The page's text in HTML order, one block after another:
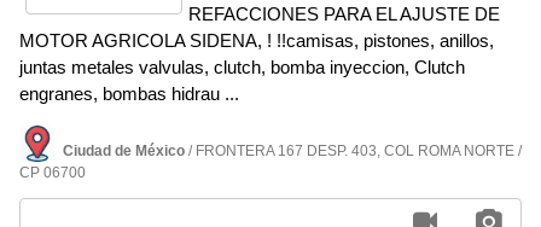
REFACCIONES PARA EL AJUSTE DE
MOTOR AGRICOLA SIDENA, ! !!camisas, pistones, anillos,
juntas metales valvulas, clutch, bomba inyeccion, Clutch
engranes, bombas hidrau ...
Ciudad de México / FRONTERA 167 DESP. 403, COL ROMA NORTE /
CP 06700